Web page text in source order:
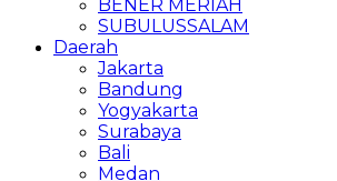
BENER MERIAH
SUBULUSSALAM
Daerah
Jakarta
Bandung
Yogyakarta
Surabaya
Bali
Medan